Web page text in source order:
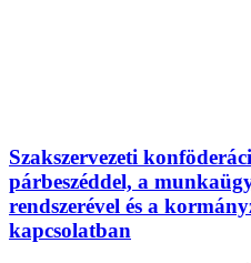
Szakszervezeti
párbeszéddel, a
rendszerével és a
kapcsolatban